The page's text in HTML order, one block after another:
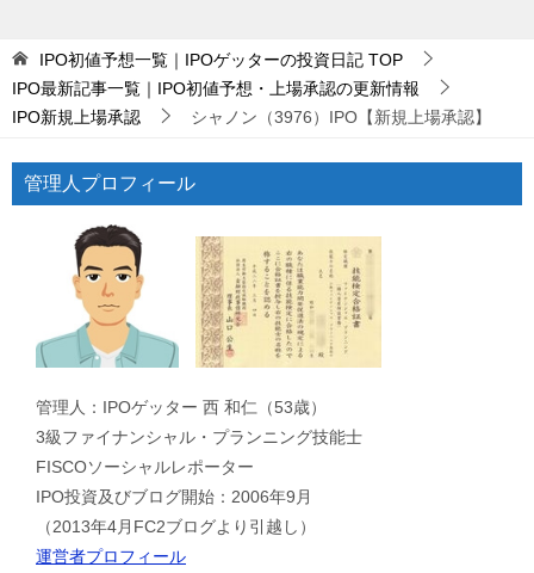
IPO初値予想一覧｜IPOゲッターの投資日記 TOP
IPO最新記事一覧｜IPO初値予想・上場承認の更新情報
IPO新規上場承認
シャノン（3976）IPO【新規上場承認】
管理人プロフィール
管理人：IPOゲッター 西 和仁（53歳）
3級ファイナンシャル・プランニング技能士
FISCOソーシャルレポーター
IPO投資及びブログ開始：2006年9月
（2013年4月FC2ブログより引越し）
運営者プロフィール